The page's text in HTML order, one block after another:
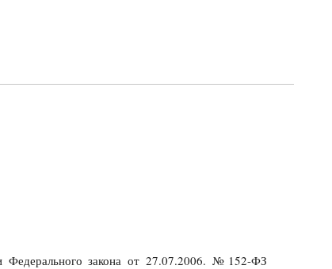
Федерального закона от 27.07.2006. № 152-ФЗ